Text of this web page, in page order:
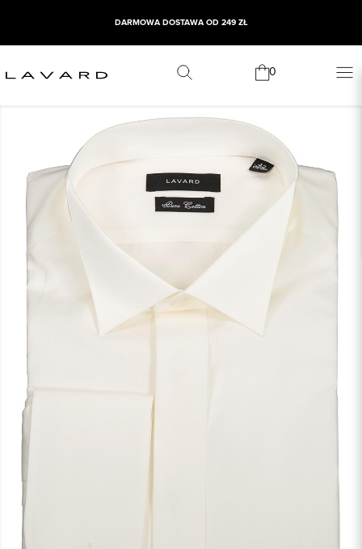
DARMOWA DOSTAWA OD 249 ZŁ
0